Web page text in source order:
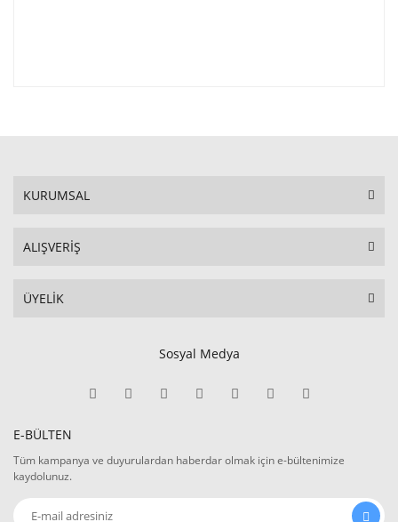
KURUMSAL
ALIŞVERİŞ
ÜYELİK
Sosyal Medya
E-BÜLTEN
Tüm kampanya ve duyurulardan haberdar olmak için e-bültenimize
kaydolunuz.